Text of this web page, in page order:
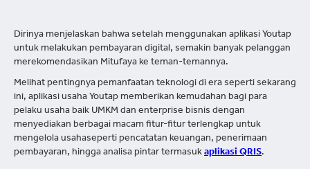
Dirinya menjelaskan bahwa setelah menggunakan aplikasi Youtap
untuk melakukan pembayaran digital, semakin banyak pelanggan
merekomendasikan Mitufaya ke teman-temannya.
Melihat pentingnya pemanfaatan teknologi di era seperti sekarang
ini, aplikasi usaha Youtap memberikan kemudahan bagi para
pelaku usaha baik UMKM dan enterprise bisnis dengan
menyediakan berbagai macam fitur-fitur terlengkap untuk
mengelola usahaseperti pencatatan keuangan, penerimaan
pembayaran, hingga analisa pintar termasuk aplikasi QRIS.